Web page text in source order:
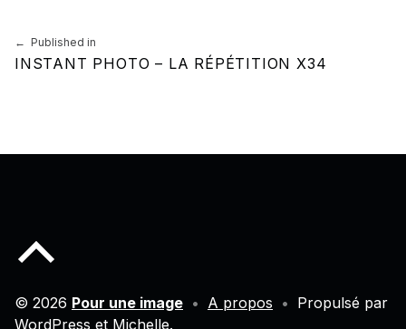
Navigation de l’article
Published in
INSTANT PHOTO – LA RÉPÉTITION X34
© 2026 Pour une image • A propos • Propulsé par
WordPress et Michelle.